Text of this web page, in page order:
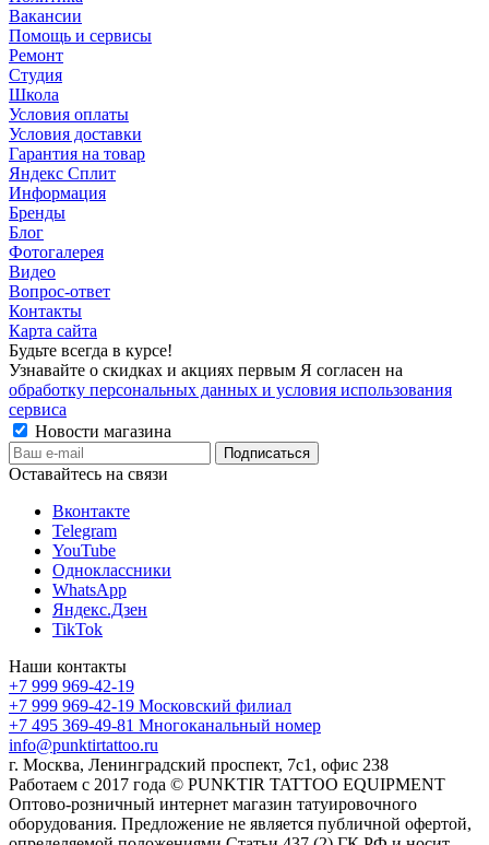
Вакансии
Помощь и сервисы
Ремонт
Студия
Школа
Условия оплаты
Условия доставки
Гарантия на товар
Яндекс Сплит
Информация
Бренды
Блог
Фотогалерея
Видео
Вопрос-ответ
Контакты
Карта сайта
Будьте всегда в курсе!
Узнавайте о скидках и акциях первым Я согласен на
обработку персональных данных и условия использования
сервиса
Новости магазина
Оставайтесь на связи
Вконтакте
Telegram
YouTube
Одноклассники
WhatsApp
Яндекс.Дзен
TikTok
Наши контакты
+7 999 969-42-19
+7 999 969-42-19 Московский филиал
+7 495 369-49-81 Многоканальный номер
info@punktirtattoo.ru
г. Москва, Ленинградский проспект, 7с1, офис 238
Работаем с 2017 года © PUNKTIR TATTOO EQUIPMENT
Оптово-розничный интернет магазин татуировочного
оборудования. Предложение не является публичной офертой,